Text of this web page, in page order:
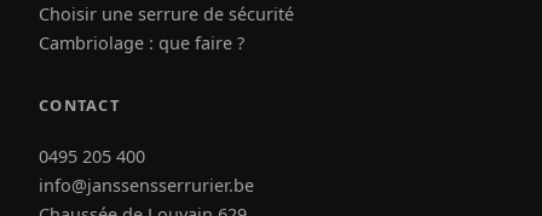
Choisir une serrure de sécurité
Cambriolage : que faire ?
CONTACT
0495 205 400
info@janssensserrurier.be